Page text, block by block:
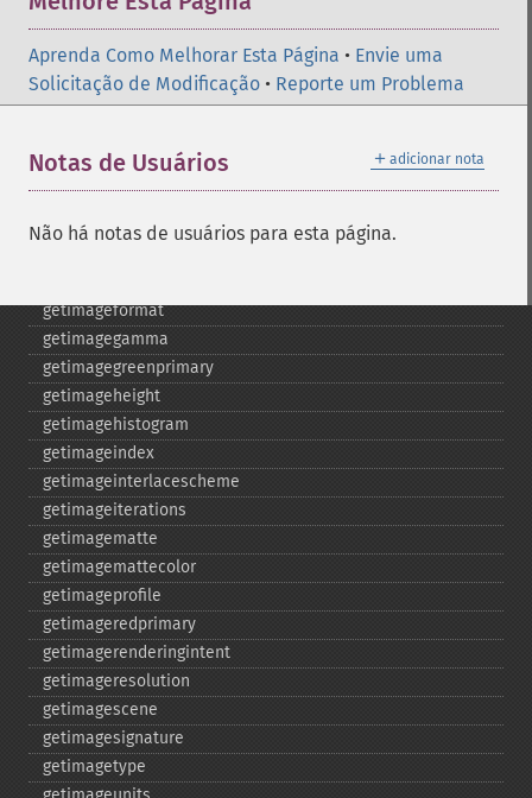
Aprenda Como Melhorar Esta Página • Envie uma
Solicitação de Modificação • Reporte um Problema
＋ adicionar nota
Notas de Usuários
Não há notas de usuários para esta página.
getimagebordercolor
getimagechanneldepth
getimagecolors
getimagecolorspace
getimagedelay
getimagedepth
getimagedispose
getimageformat
getimagegamma
getimagegreenprimary
getimageheight
getimagehistogram
getimageindex
getimageinterlacescheme
getimageiterations
getimagematte
getimagemattecolor
getimageprofile
getimageredprimary
getimagerenderingintent
getimageresolution
getimagescene
getimagesignature
getimagetype